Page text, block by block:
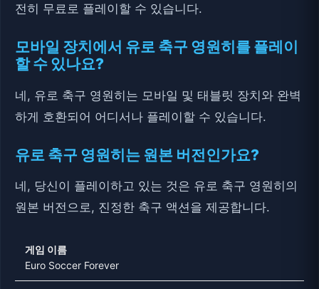
전히 무료로 플레이할 수 있습니다.
모바일 장치에서 유로 축구 영원히를 플레이
할 수 있나요?
네, 유로 축구 영원히는 모바일 및 태블릿 장치와 완벽
하게 호환되어 어디서나 플레이할 수 있습니다.
유로 축구 영원히는 원본 버전인가요?
네, 당신이 플레이하고 있는 것은 유로 축구 영원히의
원본 버전으로, 진정한 축구 액션을 제공합니다.
게임 이름
Euro Soccer Forever